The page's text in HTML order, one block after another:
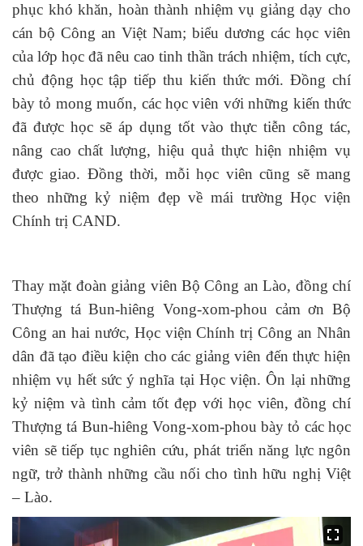
phục khó khăn, hoàn thành nhiệm vụ giảng dạy cho
cán bộ Công an Việt Nam; biểu dương các học viên
của lớp học đã nêu cao tinh thần trách nhiệm, tích cực,
chủ động học tập tiếp thu kiến thức mới. Đồng chí
bày tỏ mong muốn, các học viên với những kiến thức
đã được học sẽ áp dụng tốt vào thực tiễn công tác,
nâng cao chất lượng, hiệu quả thực hiện nhiệm vụ
được giao. Đồng thời, mỗi học viên cũng sẽ mang
theo những kỷ niệm đẹp về mái trường Học viện
Chính trị CAND.
Thay mặt đoàn giảng viên Bộ Công an Lào, đồng chí
Thượng tá Bun-hiêng Vong-xom-phou cảm ơn Bộ
Công an hai nước, Học viện Chính trị Công an Nhân
dân đã tạo điều kiện cho các giảng viên đến thực hiện
nhiệm vụ hết sức ý nghĩa tại Học viện. Ôn lại những
kỷ niệm và tình cảm tốt đẹp với học viên, đồng chí
Thượng tá Bun-hiêng Vong-xom-phou bày tỏ các học
viên sẽ tiếp tục nghiên cứu, phát triển năng lực ngôn
ngữ, trở thành những cầu nối cho tình hữu nghị Việt
– Lào.